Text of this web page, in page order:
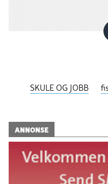
SKULE OG JOBB
ANNONSE